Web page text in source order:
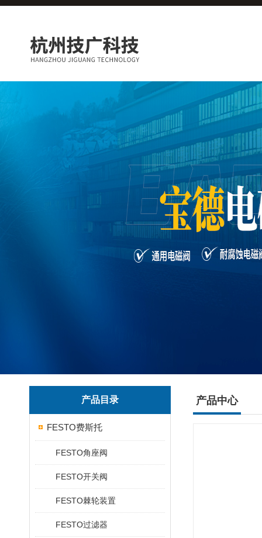
产品目录
FESTO费斯托
FESTO角座阀
FESTO开关阀
FESTO棘轮装置
FESTO过滤器
产品中心